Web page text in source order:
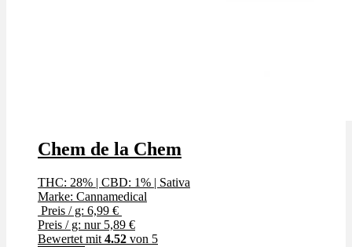
Chem de la Chem
THC: 28% | CBD: 1% | Sativa
Marke: Cannamedical
Preis / g: 6,99 €
Preis / g: nur 5,89 €
Bewertet mit 4.52 von 5